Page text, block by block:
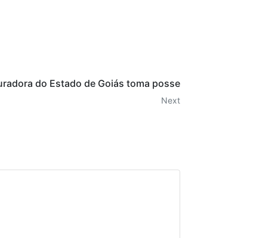
do Estado de Goiás toma posse
Next